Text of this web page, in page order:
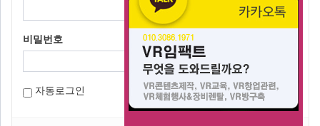
비밀번호
자동로그인 Sign In